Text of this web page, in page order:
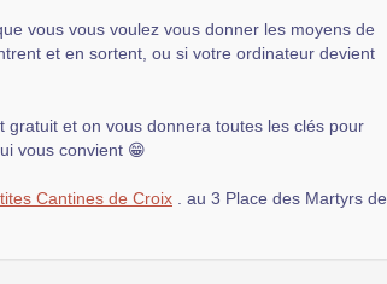
vous vous voulez vous donner les moyens de
et en sortent, ou si votre ordinateur devient
gratuit et on vous donnera toutes les clés pour
vous convient 😁
Cantines de Croix . au 3 Place des Martyrs de